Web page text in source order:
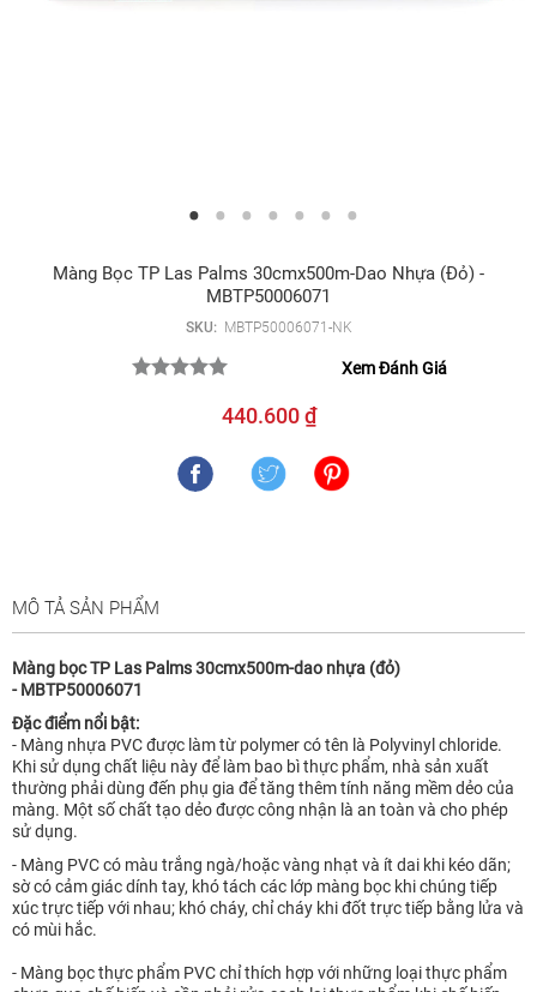
Màng Bọc TP Las Palms 30cmx500m-Dao Nhựa (đỏ) -
MBTP50006071
SKU: MBTP50006071-NK
Xem Đánh Giá
440.600 ₫
MÔ TẢ SẢN PHẨM
Màng bọc TP Las Palms 30cmx500m-dao nhựa (đỏ)
- MBTP50006071
Đặc điểm nổi bật:
- Màng nhựa PVC được làm từ polymer có tên là Polyvinyl chloride.
Khi sử dụng chất liệu này để làm bao bì thực phẩm, nhà sản xuất
thường phải dùng đến phụ gia để tăng thêm tính năng mềm dẻo của
màng. Một số chất tạo dẻo được công nhận là an toàn và cho phép
sử dụng.
- Màng PVC có màu trắng ngà/hoặc vàng nhạt và ít dai khi kéo dãn;
sờ có cảm giác dính tay, khó tách các lớp màng bọc khi chúng tiếp
xúc trực tiếp với nhau; khó cháy, chỉ cháy khi đốt trực tiếp bằng lửa và
có mùi hắc.
- Màng bọc thực phẩm PVC chỉ thích hợp với những loại thực phẩm